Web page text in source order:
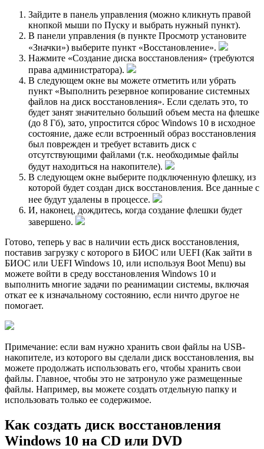
Зайдите в панель управления (можно кликнуть правой
кнопкой мыши по Пуску и выбрать нужный пункт).
В панели управления (в пункте Просмотр установите
«Значки») выберите пункт «Восстановление».
Нажмите «Создание диска восстановления» (требуются
права администратора).
В следующем окне вы можете отметить или убрать
пункт «Выполнить резервное копирование системных
файлов на диск восстановления». Если сделать это, то
будет занят значительно больший объем места на флешке
(до 8 Гб), зато, упростится сброс Windows 10 в исходное
состояние, даже если встроенный образ восстановления
был поврежден и требует вставить диск с
отсутствующими файлами (т.к. необходимые файлы
будут находиться на накопителе).
В следующем окне выберите подключенную флешку, из
которой будет создан диск восстановления. Все данные с
нее будут удалены в процессе.
И, наконец, дождитесь, когда создание флешки будет
завершено.
Готово, теперь у вас в наличии есть диск восстановления,
поставив загрузку с которого в БИОС или UEFI (Как зайти в
БИОС или UEFI Windows 10, или используя Boot Menu) вы
можете войти в среду восстановления Windows 10 и
выполнить многие задачи по реанимации системы, включая
откат ее к изначальному состоянию, если ничто другое не
помогает.
Примечание: если вам нужно хранить свои файлы на USB-
накопителе, из которого вы сделали диск восстановления, вы
можете продолжать использовать его, чтобы хранить свои
файлы. Главное, чтобы это не затронуло уже размещенные
файлы. Например, вы можете создать отдельную папку и
использовать только ее содержимое.
Как создать диск восстановления
Windows 10 на CD или DVD